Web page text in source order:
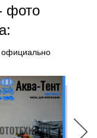
фото
официально